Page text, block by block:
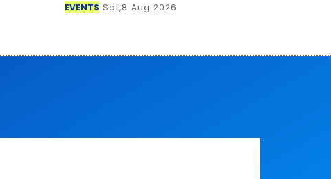
EVENTS Sat,8 Aug 2026